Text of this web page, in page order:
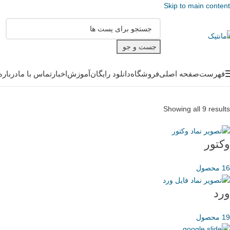
Skip to main content
جست و جو
فهرستصفحه اصلیفروشگاهدانلود رایگانآموزشاخبار تماس با ما
Showing all 9 results
وکتور
16 محصول
ورد
19 محصول